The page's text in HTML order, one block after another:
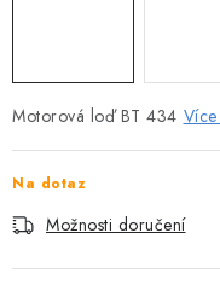
VODNÍ SKŮTRY
KATAMARÁNY -
Motorová loď BT 434
Na dotaz
Možnosti doručení